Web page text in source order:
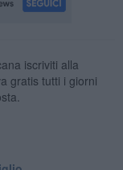
iscriviti alla
gratis tutti i giorni